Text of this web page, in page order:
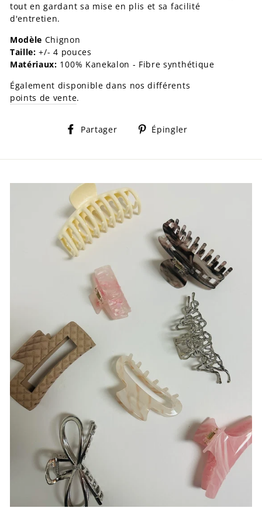
tout en gardant sa mise en plis et sa facilité
d'entretien.
Modèle Chignon
Taille: +/- 4 pouces
Matériaux: 100% Kanekalon - Fibre synthétique
Également disponible dans nos différents
points de vente.
Partager
PartagerÉpingler